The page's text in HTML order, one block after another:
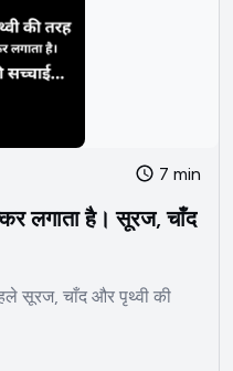
7 min
लगाता है। सूरज, चाँद
सूरज, चाँद और पृथ्वी की